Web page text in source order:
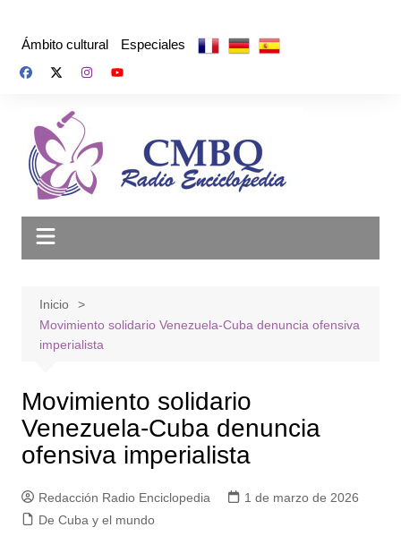
Ámbito cultural Especiales
Inicio
Movimiento solidario Venezuela-Cuba denuncia ofensiva
imperialista
Movimiento solidario
Venezuela-Cuba denuncia
ofensiva imperialista
Redacción Radio Enciclopedia
1 de marzo de 2026
De Cuba y el mundo